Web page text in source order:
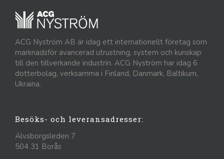
ACG Nyström AB är idag ett internationellt företag som
marknadsför avancerad utrustning, system och kunskap
till den tillverkande industrin. ACG Nyström har idag 6
dotterbolag, verksamma i Finland, Danmark, Baltikum,
Ukraina.
Besöks- och leveransadresser:
Älvsborgsleden 7
504 31 Borås